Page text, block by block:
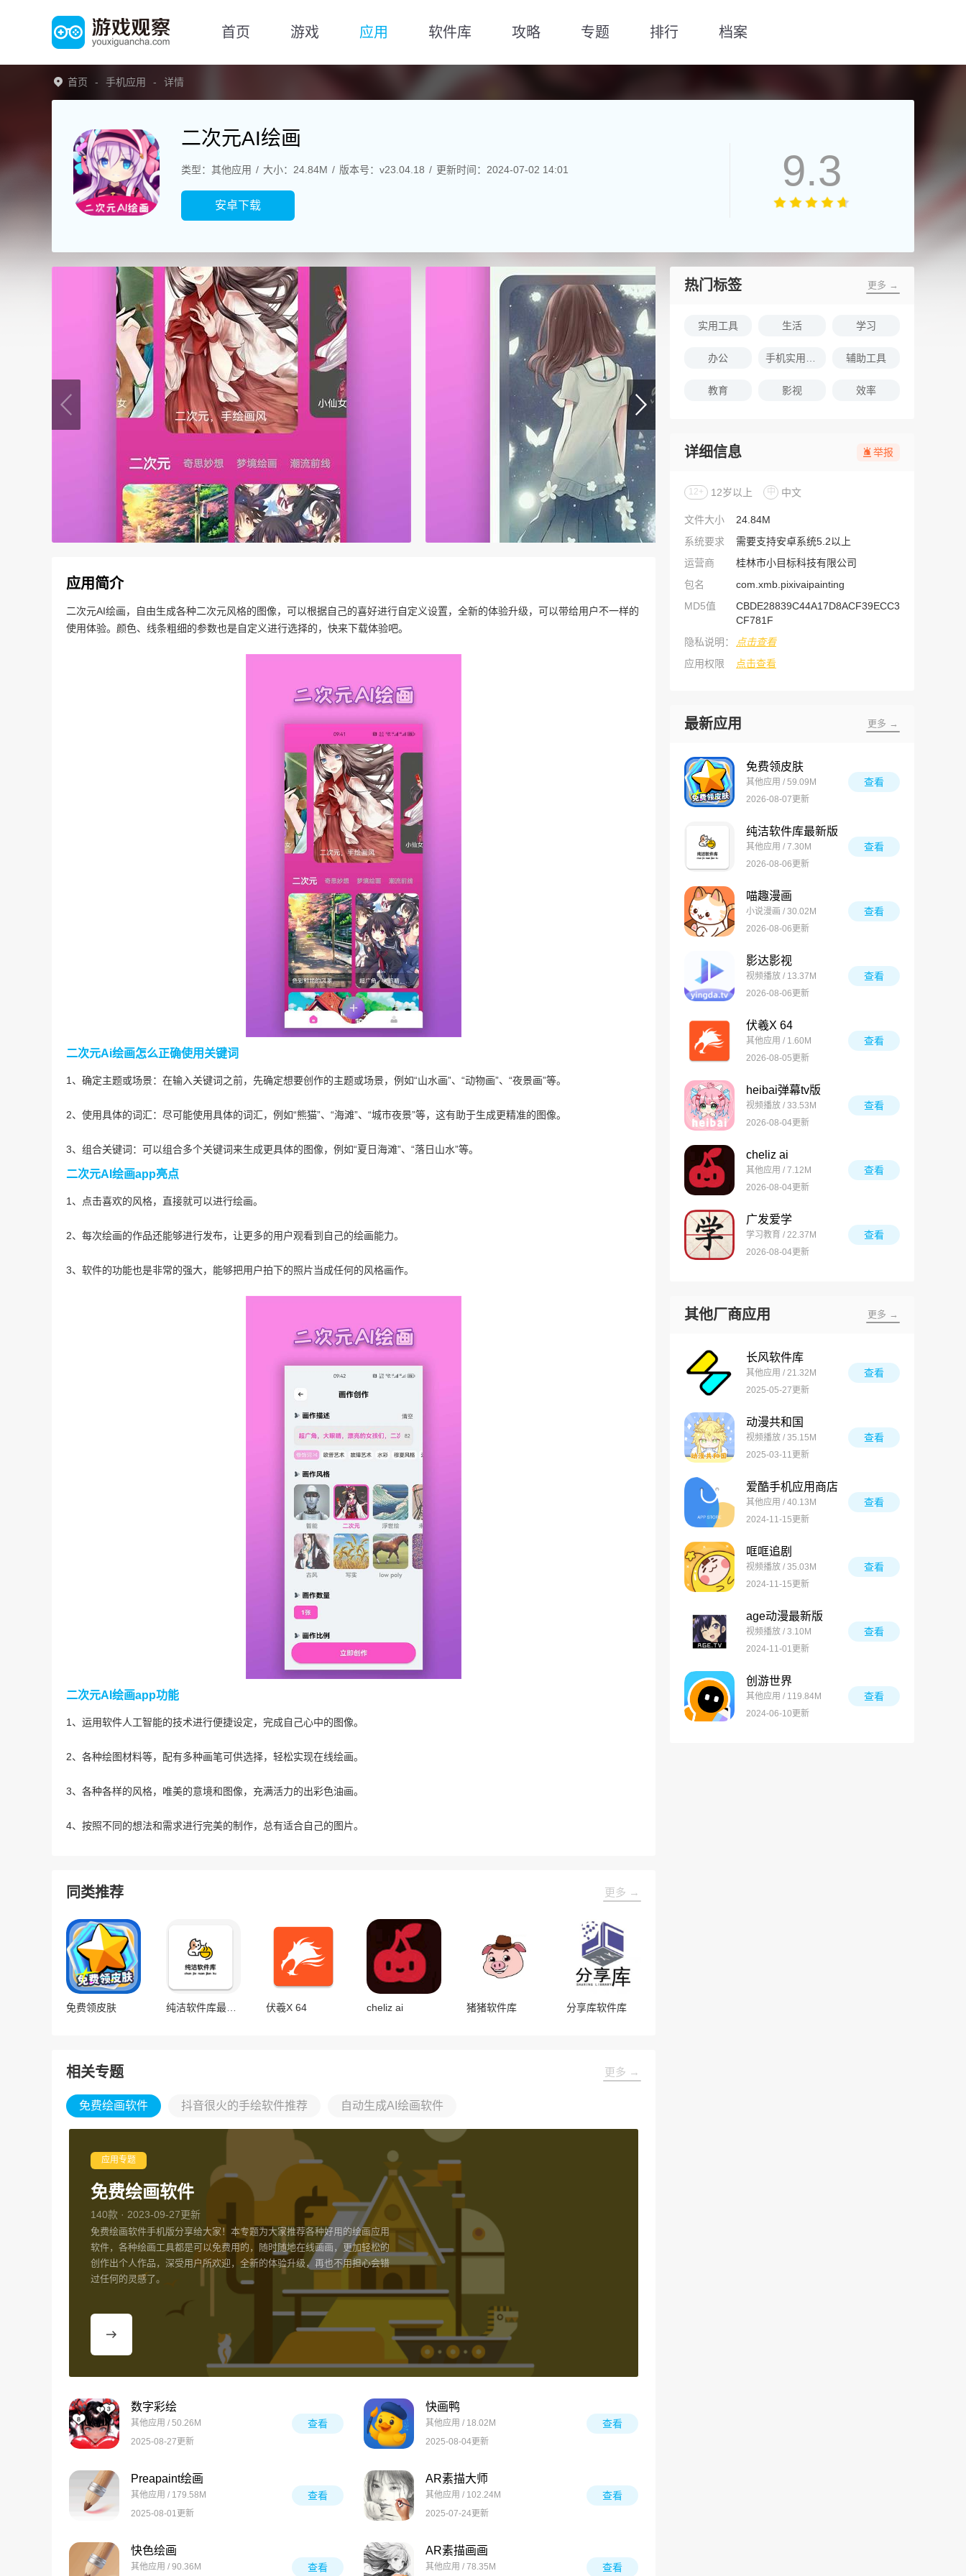
首页 游戏 应用 软件库 攻略 专题 排行 档案
首页 手机应用 详情
二次元AI绘画
类型：其他应用 大小：24.84M 版本号：v23.04.18 更新时间：2024-07-02 14:01
安卓下载
9.3
应用简介
二次元AI绘画，自由生成各种二次元风格的图像，可以根据自己的喜好进行自定义设置，全新的体验升级，可以带给用户不一样的
使用体验。颜色、线条粗细的参数也是自定义进行选择的，快来下载体验吧。
二次元Ai绘画怎么正确使用关键词
1、确定主题或场景：在输入关键词之前，先确定想要创作的主题或场景，例如“山水画”、“动物画”、“夜景画”等。
2、使用具体的词汇：尽可能使用具体的词汇，例如“熊猫”、“海滩”、“城市夜景”等，这有助于生成更精准的图像。
3、组合关键词：可以组合多个关键词来生成更具体的图像，例如“夏日海滩”、“落日山水”等。
二次元AI绘画app亮点
1、点击喜欢的风格，直接就可以进行绘画。
2、每次绘画的作品还能够进行发布，让更多的用户观看到自己的绘画能力。
3、软件的功能也是非常的强大，能够把用户拍下的照片当成任何的风格画作。
二次元AI绘画app功能
1、运用软件人工智能的技术进行便捷设定，完成自己心中的图像。
2、各种绘图材料等，配有多种画笔可供选择，轻松实现在线绘画。
3、各种各样的风格，唯美的意境和图像，充满活力的出彩色油画。
4、按照不同的想法和需求进行完美的制作，总有适合自己的图片。
同类推荐 更多 →
免费领皮肤 伏羲X 64 cheliz ai 猪猪软件库 分享库软件库
相关专题 更多 →
免费绘画软件 抖音很火的手绘软件推荐 自动生成AI绘画软件
应用专题
免费绘画软件
140款 · 2023-09-27更新
免费绘画软件手机版分享给大家！本专题为大家推荐各种好用的绘画应用
软件，各种绘画工具都是可以免费用的，随时随地在线画画，更加轻松的
创作出个人作品，深受用户所欢迎，全新的体验升级，再也不用担心会错
过任何的灵感了。
数字彩绘
其他应用 / 50.26M
2025-08-27更新
查看
快画鸭
其他应用 / 18.02M
2025-08-04更新
查看
Preapaint绘画
其他应用 / 179.58M
2025-08-01更新
查看
AR素描大师
其他应用 / 102.24M
2025-07-24更新
查看
快色绘画
其他应用 / 90.36M 查看
AR素描画画
其他应用 / 78.35M 查看
热门标签 更多 →
实用工具 生活 学习
办公 辅助工具
教育 影视 效率
详细信息 举报
12+ 12岁以上 中 中文
文件大小
24.84M
系统要求
需要支持安卓系统5.2以上
运营商
桂林市小目标科技有限公司
包名
com.xmb.pixivaipainting
MD5值
CBDE28839C44A17D8ACF39ECC3
CF781F
隐私说明：
点击查看
应用权限
点击查看
最新应用 更多 →
免费领皮肤
其他应用 / 59.09M
2026-08-07更新
查看
纯洁软件库最新版
其他应用 / 7.30M
2026-08-06更新
查看
喵趣漫画
小说漫画 / 30.02M
2026-08-06更新
查看
影达影视
视频播放 / 13.37M
2026-08-06更新
查看
伏羲X 64
其他应用 / 1.60M
2026-08-05更新
查看
heibai弹幕tv版
视频播放 / 33.53M
2026-08-04更新
查看
cheliz ai
其他应用 / 7.12M
2026-08-04更新
查看
广发爱学
学习教育 / 22.37M
2026-08-04更新
查看
其他厂商应用 更多 →
长风软件库
其他应用 / 21.32M
2025-05-27更新
查看
动漫共和国
视频播放 / 35.15M
2025-03-11更新
查看
爱酷手机应用商店
其他应用 / 40.13M
2024-11-15更新
查看
哐哐追剧
视频播放 / 35.03M
2024-11-15更新
查看
age动漫最新版
视频播放 / 3.10M
2024-11-01更新
查看
创游世界
其他应用 / 119.84M
2024-06-10更新
查看